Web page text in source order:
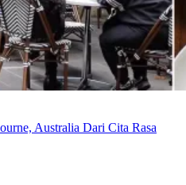
Australia Dari Cita Rasa